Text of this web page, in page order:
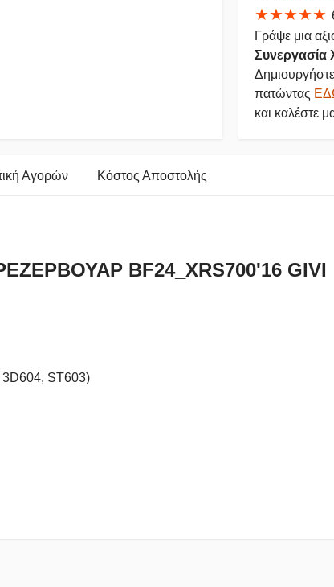
★★★★★
Γράψε μια
Συνεργασία
πατώντας
και καλέστε
Αγορών Κόστος Αποστολής
BF24_XRS700'16 GIVI
3D604, ST603)